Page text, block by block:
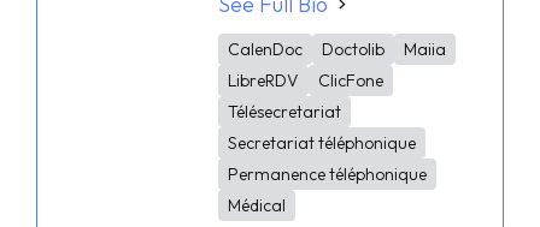
CalenDoc Doctolib
Maiia
LibreRDV
ClicFone
Télésecretariat
Secretariat téléphonique
Permanence téléphonique
Médical